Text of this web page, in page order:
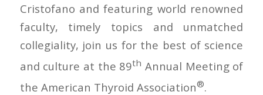
Cristofano and featuring world renowned
faculty, timely topics and unmatched
collegiality, join us for the best of science
and culture at the 89th Annual Meeting of
the American Thyroid Association®.